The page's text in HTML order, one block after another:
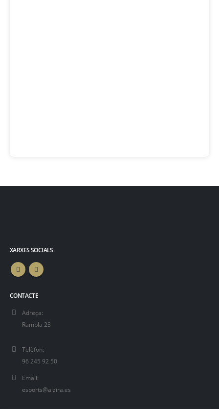
XARXES SOCIALS
CONTACTE
Adreça:
Rambla 23
Telèfon:
96 245 92 50
Email:
esports@alzira.es